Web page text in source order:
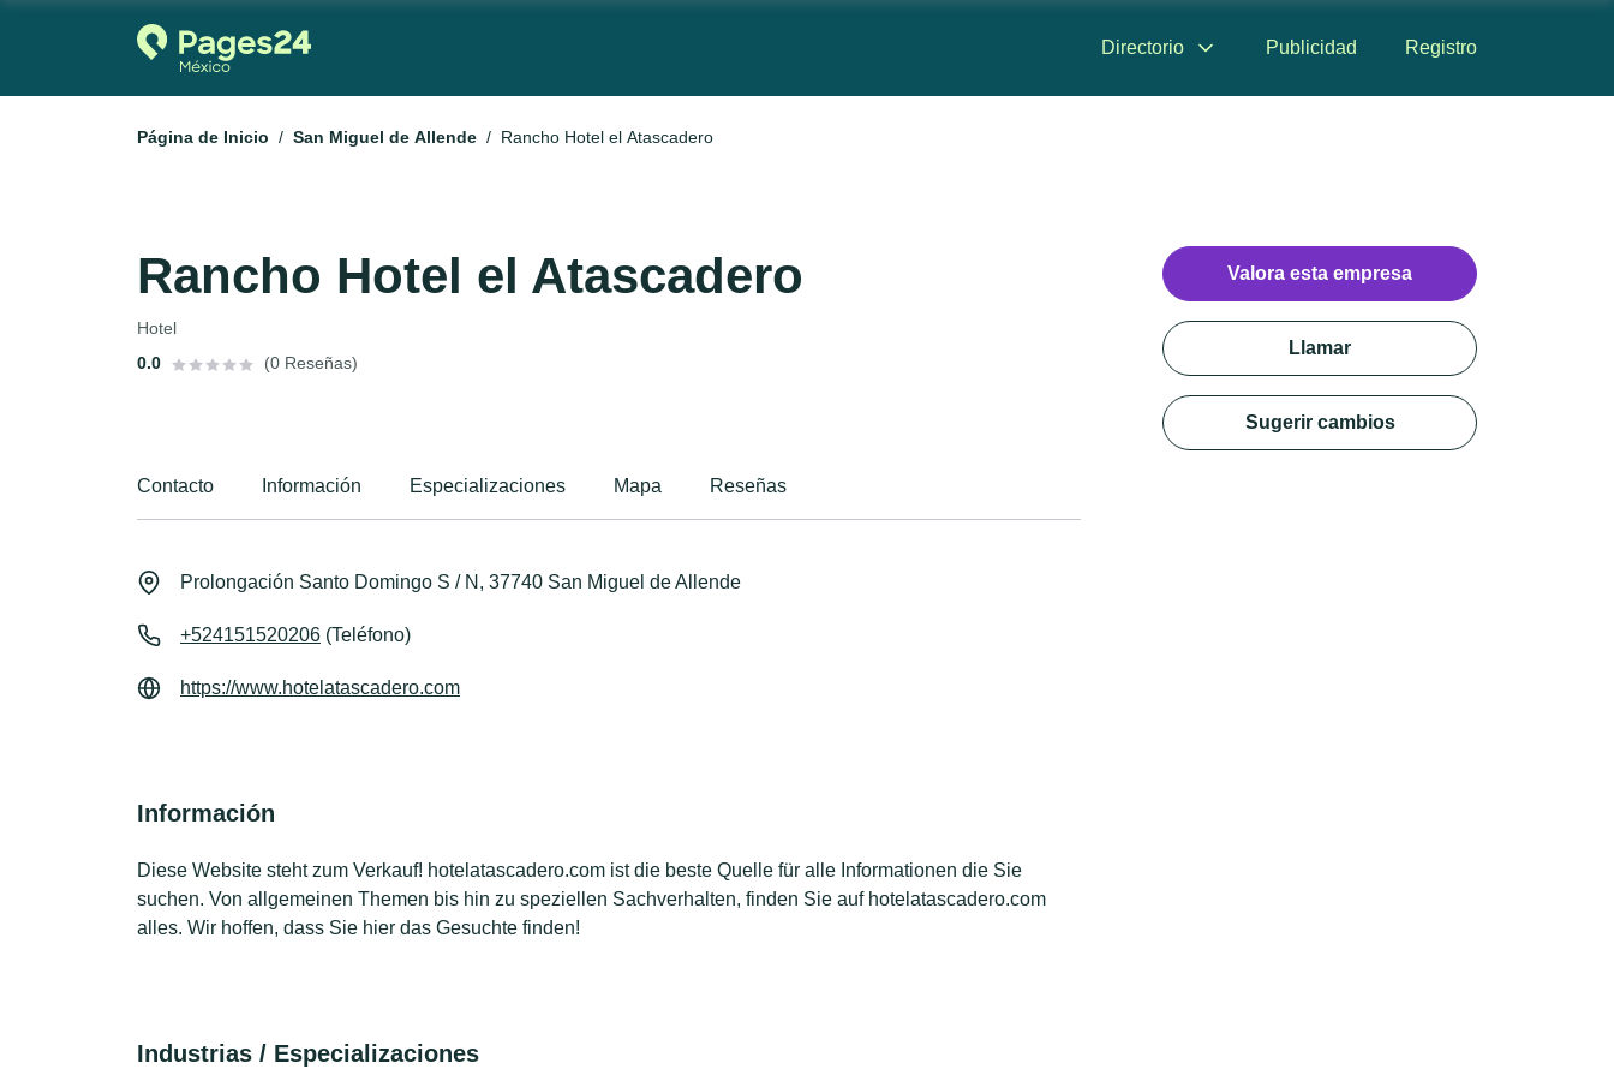
Directorio Publicidad Registro
Página de Inicio San Miguel de Allende Rancho Hotel el Atascadero
Rancho Hotel el Atascadero
Hotel
0.0
(0 Reseñas)
Contacto Información Especializaciones Mapa Reseñas
Prolongación Santo Domingo S / N, 37740 San Miguel de Allende
+524151520206 (Teléfono)
https://www.hotelatascadero.com
Información
Diese Website steht zum Verkauf! hotelatascadero.com ist die beste Quelle für alle Informationen die Sie
suchen. Von allgemeinen Themen bis hin zu speziellen Sachverhalten, finden Sie auf hotelatascadero.com
alles. Wir hoffen, dass Sie hier das Gesuchte finden!
Industrias / Especializaciones
Valora esta empresa
Llamar
Sugerir cambios